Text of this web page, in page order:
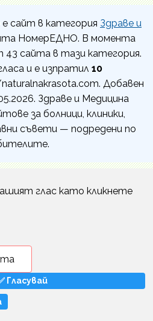
е сайт в категория Здраве и
НомерЕДНО. В момента
43 сайта в тази категория.
и е изпратил 10
Добавен
Здраве и Медицина
за болници, клиники,
съвети — подредени по
глас като кликнете